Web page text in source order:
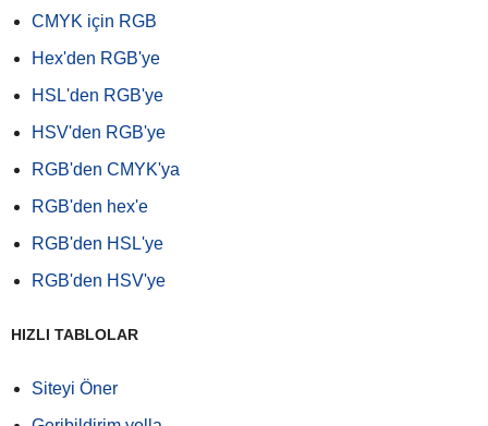
CMYK için RGB
Hex'den RGB'ye
HSL'den RGB'ye
HSV'den RGB'ye
RGB'den CMYK'ya
RGB'den hex'e
RGB'den HSL'ye
RGB'den HSV'ye
HIZLI TABLOLAR
Siteyi Öner